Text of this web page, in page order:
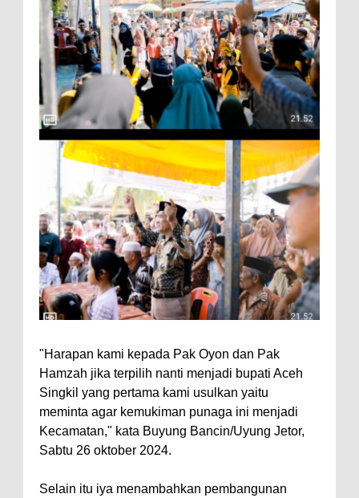
"Harapan kami kepada Pak Oyon dan Pak
Hamzah jika terpilih nanti menjadi bupati Aceh
Singkil yang pertama kami usulkan yaitu
meminta agar kemukiman punaga ini menjadi
Kecamatan," kata Buyung Bancin/Uyung Jetor,
Sabtu 26 oktober 2024.
Selain itu iya menambahkan pembangunan